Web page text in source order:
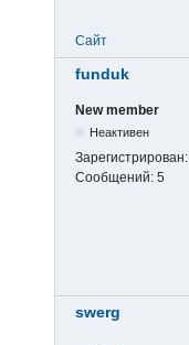
Сайт
funduk
New member
Неактивен
Зарегистрирован:
Сообщений: 5
swerg